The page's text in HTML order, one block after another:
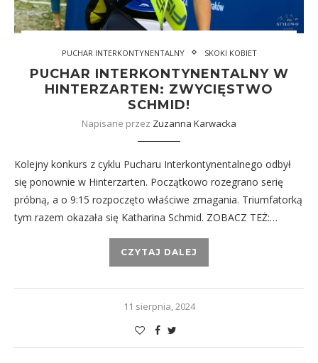
PUCHAR INTERKONTYNENTALNY SKOKI KOBIET
PUCHAR INTERKONTYNENTALNY W
HINTERZARTEN: ZWYCIĘSTWO
SCHMID!
Napisane przez Zuzanna Karwacka
Kolejny konkurs z cyklu Pucharu Interkontynentalnego odbył
się ponownie w Hinterzarten. Początkowo rozegrano serię
próbną, a o 9:15 rozpoczęto właściwe zmagania. Triumfatorką
tym razem okazała się Katharina Schmid. ZOBACZ TEŻ:…
CZYTAJ DALEJ
11 sierpnia, 2024